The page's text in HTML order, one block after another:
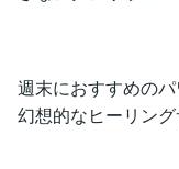
週末におすすめの
幻想的なヒーリン